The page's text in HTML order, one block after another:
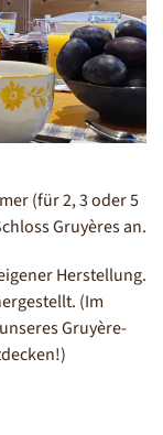
(für 2, 3 oder 5
Gruyères an.
Herstellung.
(Im
Gruyère-
)